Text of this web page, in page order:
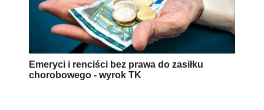
Emeryci i renciści bez prawa do zasiłku
chorobowego - wyrok TK